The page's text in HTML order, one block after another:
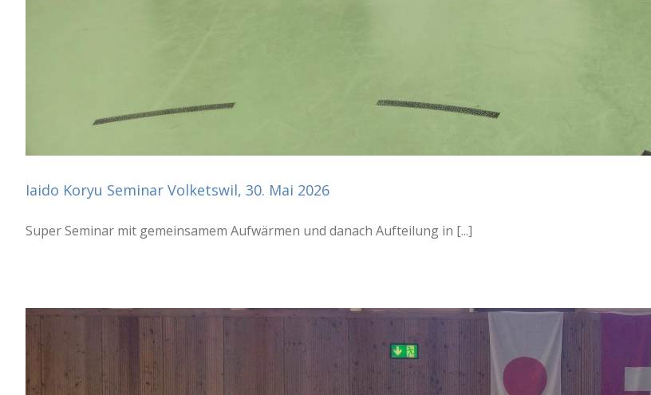
Iaido Koryu Seminar Volketswil, 30. Mai 2026
Super Seminar mit gemeinsamem Aufwärmen und danach Aufteilung in [...]